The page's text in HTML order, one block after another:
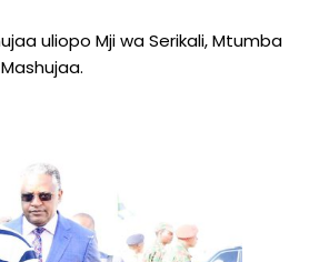
uliopo Mji wa Serikali, Mtumba